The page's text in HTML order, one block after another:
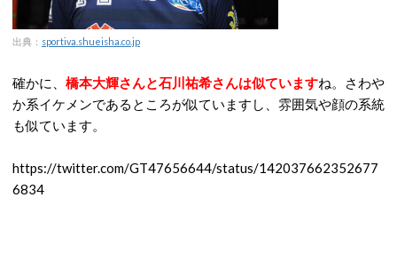
出典： sportiva.shueisha.co.jp
確かに、 橋本大輝さんと石川祐希さんは似ていますね。さわや
か系イケメンであるところが似ていますし、雰囲気や顔の系統
も似ています。
https://twitter.com/GT47656644/status/142037662352677
6834